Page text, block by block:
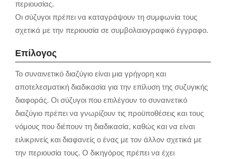
περιουσίας.
Οι σύζυγοι πρέπει να καταγράψουν τη συμφωνία τους
σχετικά με την περιουσία σε συμβολαιογραφικό έγγραφο.
Επίλογος
Το συναινετικό διαζύγιο είναι μια γρήγορη και
αποτελεσματική διαδικασία για την επίλυση της συζυγικής
διαφοράς. Οι σύζυγοι που επιλέγουν το συναινετικό
διαζύγιο πρέπει να γνωρίζουν τις προϋποθέσεις και τους
νόμους που διέπουν τη διαδικασία, καθώς και να είναι
ειλικρινείς και διαφανείς ο ένας με τον άλλον σχετικά με
την περιουσία τους. Ο δικηγόρος πρέπει να έχει